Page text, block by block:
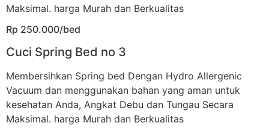
Maksimal. harga Murah dan Berkualitas
Rp 250.000/bed
Cuci Spring Bed no 3
Membersihkan Spring bed Dengan Hydro Allergenic
Vacuum dan menggunakan bahan yang aman untuk
kesehatan Anda, Angkat Debu dan Tungau Secara
Maksimal. harga Murah dan Berkualitas